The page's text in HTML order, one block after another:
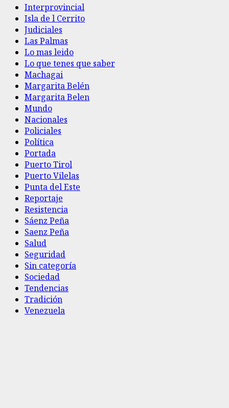
Interprovincial
Isla de l Cerrito
Judiciales
Las Palmas
Lo mas leido
Lo que tenes que saber
Machagai
Margarita Belén
Margarita Belen
Mundo
Nacionales
Policiales
Política
Portada
Puerto Tirol
Puerto Vilelas
Punta del Este
Reportaje
Resistencia
Sáenz Peña
Saenz Peña
Salud
Seguridad
Sin categoría
Sociedad
Tendencias
Tradición
Venezuela